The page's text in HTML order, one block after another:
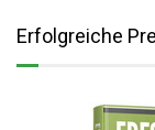
Erfolgreiche